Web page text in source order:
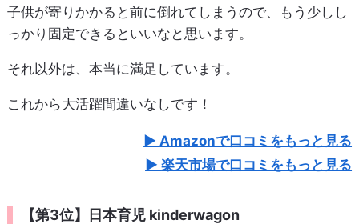
子供が寄りかかると前に倒れてしまうので、もう少しし
っかり固定できるといいなと思います。
それ以外は、本当に満足しています。
これから大活躍間違いなしです！
Amazonで口コミをもっと見る
楽天市場で口コミをもっと見る
【第3位】日本育児 kinderwagon